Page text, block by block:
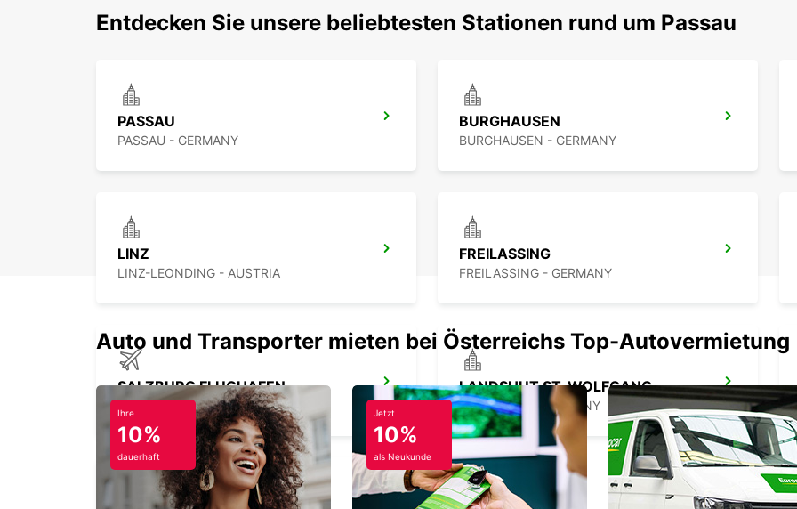
Entdecken Sie unsere beliebtesten Stationen rund um Passau
PASSAU
PASSAU - GERMANY
BURGHAUSEN
BURGHAUSEN - GERMANY
LINZ
LINZ-LEONDING - AUSTRIA
FREILASSING
FREILASSING - GERMANY
SALZBURG FLUGHAFEN
SALZBURG - AUSTRIA
LANDSHUT ST. WOLFGANG
LANDSHUT - GERMANY
Auto und Transporter mieten bei Österreichs Top-Autovermietung
Ihre
10%
dauerhaft
Jetzt
10%
als Neukunde